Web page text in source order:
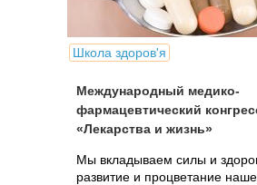
Школа здоров'я
Международный медико-
фармацевтический
«Лекарства и жизнь»
Мы вкладываем силы и
развитие и процветание